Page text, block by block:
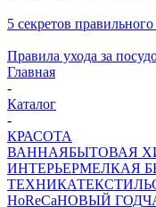
5 секретов
Правила ухода за
Главная
-
Каталог
-
КРАСОТА
ВАННАЯБЫТОВАЯ
ИНТЕРЬЕРМЕЛКАЯ
ТЕХНИКАТЕКСТИЛЬ
HoReCaНОВЫЙ ГОД